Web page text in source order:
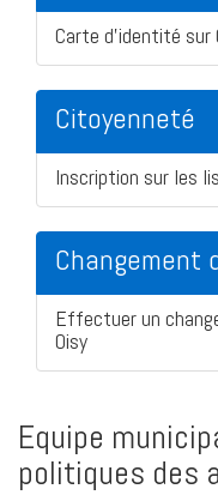
Carte d'identité sur
Citoyenneté
Inscription sur les
Changement
Effectuer un
Oisy
Equipe
politiques des